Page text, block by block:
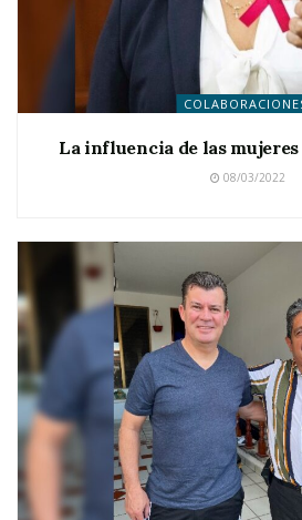
La influencia de las
08/03/2022